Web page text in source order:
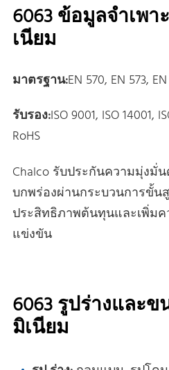
6063 ข้อมูลจําเพ
เนียม
มาตรฐาน:EN 570, EN 573,
รับรอง:ISO 9001, ISO 14001,
RoHS
Chalco รับประกันความมุ่ง
บกพร่องผ่านกระบวนการขั้น
ประสิทธิภาพต้นทุนและเพิ่ม
แข่งขัน
6063 รูปร่างและ
มิเนียม